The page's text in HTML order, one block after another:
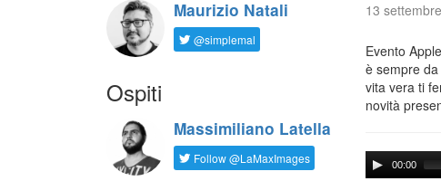
Maurizio Natali
@simplemal
Ospiti
Massimiliano Latella
Follow @LaMaxImages
13
Evento
è sempre
vita vera ti
novità
00:00